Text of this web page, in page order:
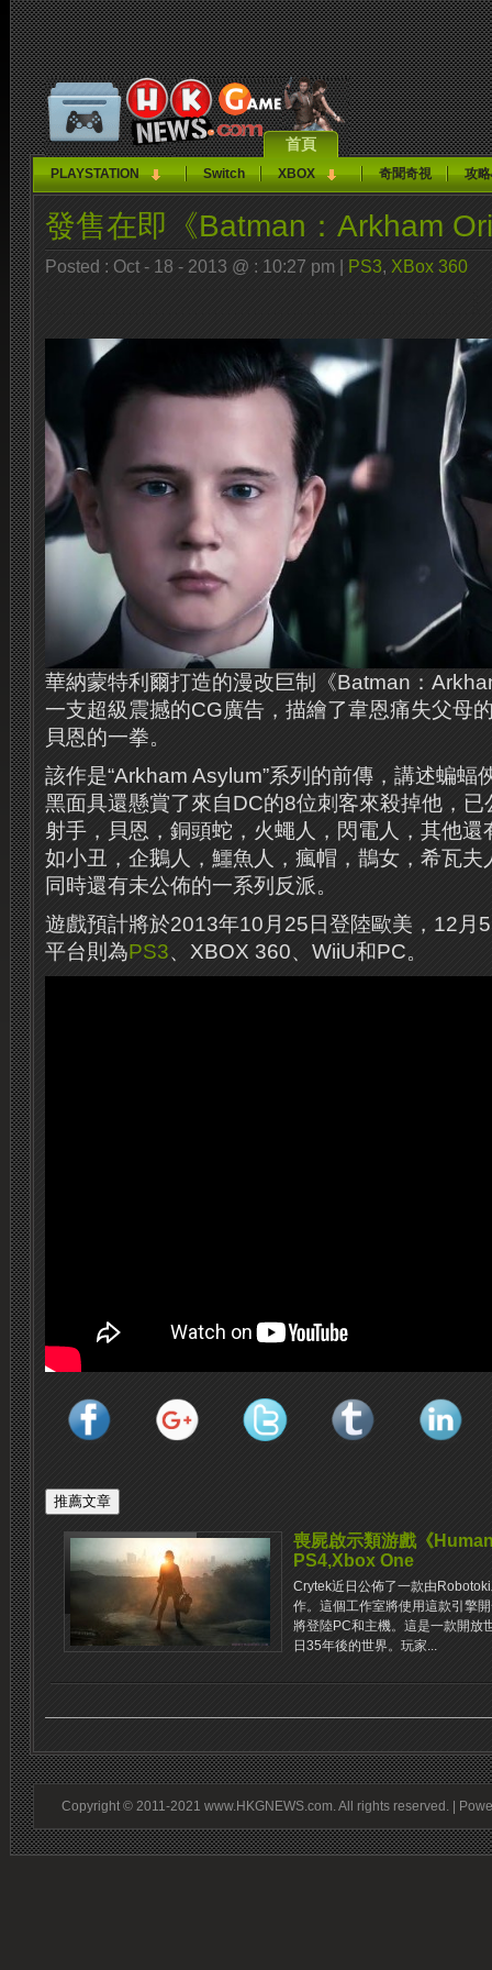
首頁
PLAYSTATION Switch XBOX 奇聞奇視 攻
發售在即《Batman：Arkham
Posted : Oct - 18 - 2013 @ : 10:27 pm | PS3, XBox 360
華納蒙特利爾打造的漫改巨制《Batman：
一支超級震撼的CG廣告，描繪了韋恩痛失父母
貝恩的一拳。
該作是“Arkham Asylum”系列的前傳，講述蝙蝠
黑面具還懸賞了來自DC的8位刺客來殺掉他，
射手，貝恩，銅頭蛇，火蠅人，閃電人，其他
如小丑，企鵝人，鱷魚人，瘋帽，鵲女，希瓦夫
同時還有未公佈的一系列反派。
遊戲預計將於2013年10月25日登陸歐美，12月
平台則為PS3、XBOX 360、WiiU和PC。
喪屍啟示類游戲《
PS4,Xbox One
Crytek近日公佈了一款由
作。這個工作室將使用這款引擎
將登陸PC和主機。這是一款開放
日35年後的世界。玩家...
Copyright © 2011-2021 www.HKGNEWS.com. All rights reserved. |